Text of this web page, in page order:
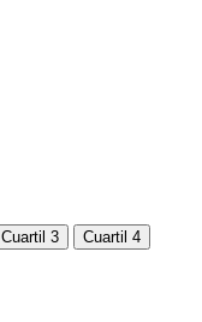
Cuartil 3 Cuartil 4